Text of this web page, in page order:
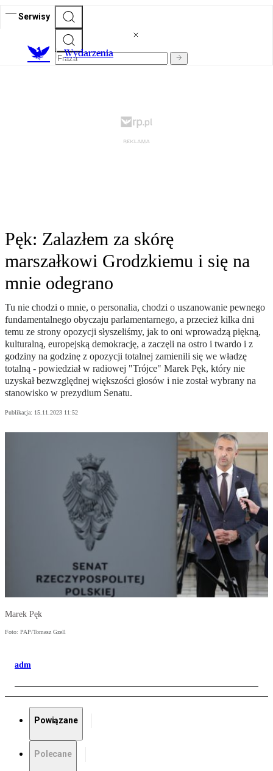
Serwisy
Wydarzenia
Pęk: Zalazłem za skórę
marszałkowi Grodzkiemu i się na
mnie odegrano
Tu nie chodzi o mnie, o personalia, chodzi o uszanowanie pewnego
fundamentalnego obyczaju parlamentarnego, a przecież kilka dni
temu ze strony opozycji słyszeliśmy, jak to oni wprowadzą piękną,
kulturalną, europejską demokrację, a zaczęli na ostro i twardo i z
godziny na godzinę z opozycji totalnej zamienili się we władzę
totalną - powiedział w radiowej "Trójce" Marek Pęk, który nie
uzyskał bezwzględnej większości głosów i nie został wybrany na
stanowisko w prezydium Senatu.
Publikacja: 15.11.2023 11:52
Marek Pęk
Foto: PAP/Tomasz Gzell
adm
Powiązane
Polecane